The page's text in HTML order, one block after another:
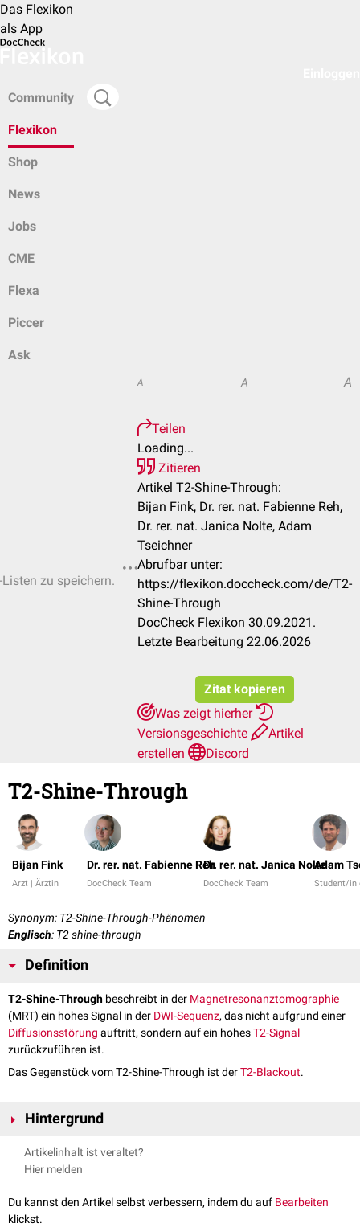
Das Flexikon
als App
Community
Flexikon
Shop
News
Jobs
CME
Flexa
Piccer
Ask
zu speichern.
A A A
Teilen
Loading...
Zitieren
Artikel T2-Shine-Through:
Bijan Fink, Dr. rer. nat. Fabienne Reh,
Dr. rer. nat. Janica Nolte, Adam
Tseichner
Abrufbar unter:
https://flexikon.doccheck.com/de/T2-
Shine-Through
DocCheck Flexikon 30.09.2021.
Letzte Bearbeitung 22.06.2026
Zitat kopieren
Was zeigt hierher
Versionsgeschichte
Artikel
erstellen
Discord
T2-Shine-Through
Bijan Fink
Arzt | Ärztin
Dr. rer. nat. Fabienne Reh
DocCheck Team
Dr. rer. nat. Janica Nolte
DocCheck Team
Adam
Student/in
Synonym: T2-Shine-Through-Phänomen
Englisch: T2 shine-through
Definition
T2-Shine-Through beschreibt in der Magnetresonanztomographie
(MRT) ein hohes Signal in der DWI-Sequenz, das nicht aufgrund einer
Diffusionsstörung auftritt, sondern auf ein hohesT2-Signal
zurückzuführen ist.
Das Gegenstück vom T2-Shine-Through ist derT2-Blackout.
Hintergrund
Ein T2-Shine-Through-Phänomen findet sich am häufigsten bei
Hirninfarkten
Signal. Weiterhin tritt das Phänomen auch z.B. bei
Epidermoidzysten
auf.
Artikelinhalt ist veraltet?
Hier melden
Du kannst den Artikel selbst verbessern, indem du auf Bearbeiten
klickst.